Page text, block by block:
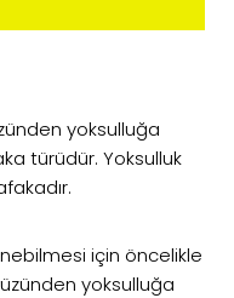
yoksulluğa
türüdür. Yoksulluk
için öncelikle
yoksulluğa